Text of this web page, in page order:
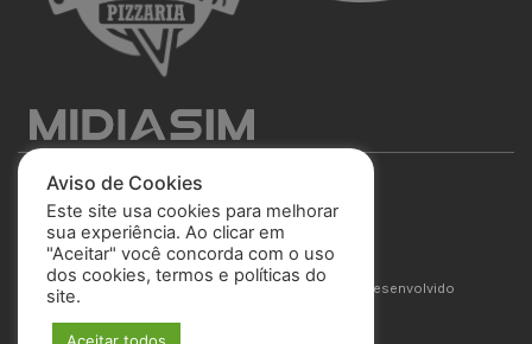
São José Esporte Clube
© 2025 Todos os direitos reservados. Site desenvolvido
Aviso de Cookies
Este site usa cookies para melhorar
sua experiência. Ao clicar em
"Aceitar" você concorda com o uso
dos cookies, termos e políticas do
site.